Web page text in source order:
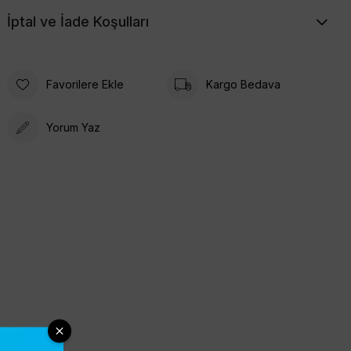
İptal ve İade Koşulları
Favorilere Ekle Kargo Bedava
Yorum Yaz